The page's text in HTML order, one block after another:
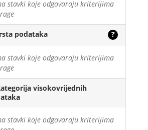
stavki koje odgovaraju kriterijima
podataka ?
stavki koje odgovaraju kriterijima
visokovrijednih
stavki koje odgovaraju kriterijima